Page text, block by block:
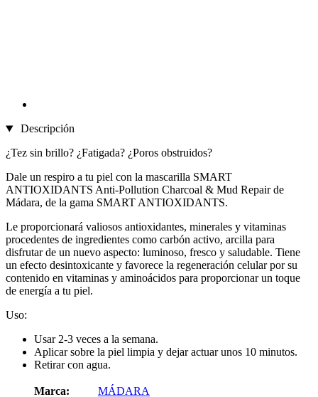
Descripción
¿Tez sin brillo? ¿Fatigada? ¿Poros obstruidos?
Dale un respiro a tu piel con la mascarilla SMART
ANTIOXIDANTS Anti-Pollution Charcoal & Mud Repair de
Mádara, de la gama SMART ANTIOXIDANTS.
Le proporcionará valiosos antioxidantes, minerales y vitaminas
procedentes de ingredientes como carbón activo, arcilla para
disfrutar de un nuevo aspecto: luminoso, fresco y saludable. Tiene
un efecto desintoxicante y favorece la regeneración celular por su
contenido en vitaminas y aminoácidos para proporcionar un toque
de energía a tu piel.
Uso:
Usar 2-3 veces a la semana.
Aplicar sobre la piel limpia y dejar actuar unos 10 minutos.
Retirar con agua.
Marca: MÁDARA